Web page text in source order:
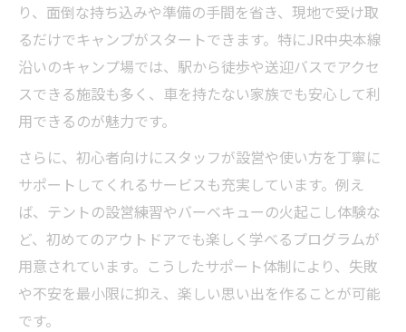
り、面倒な持ち込みや準備の手間を省き、現地で受け取
るだけでキャンプがスタートできます。特にJR中央本線
沿いのキャンプ場では、駅から徒歩や送迎バスでアクセ
スできる施設も多く、車を持たない家族でも安心して利
用できるのが魅力です。
さらに、初心者向けにスタッフが設営や使い方を丁寧に
サポートしてくれるサービスも充実しています。例え
ば、テントの設営練習やバーベキューの火起こし体験な
ど、初めてのアウトドアでも楽しく学べるプログラムが
用意されています。こうしたサポート体制により、失敗
や不安を最小限に抑え、楽しい思い出を作ることが可能
です。